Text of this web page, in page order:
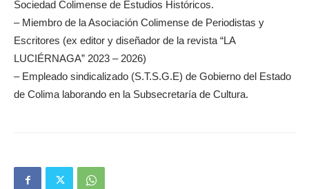
Sociedad Colimense de Estudios Históricos.
– Miembro de la Asociación Colimense de Periodistas y
Escritores (ex editor y diseñador de la revista “LA
LUCIÉRNAGA” 2023 – 2026)
– Empleado sindicalizado (S.T.S.G.E) de Gobierno del Estado
de Colima laborando en la Subsecretaría de Cultura.